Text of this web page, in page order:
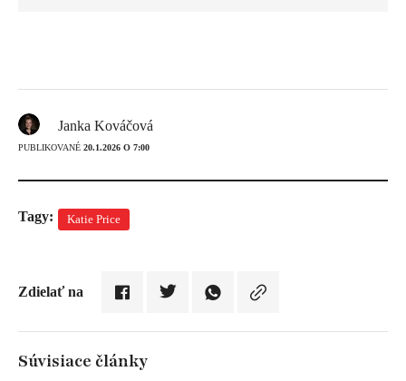
Janka Kováčová
PUBLIKOVANÉ 20.1.2026 O 7:00
Tagy: Katie Price
Zdielať na
Súvisiace články